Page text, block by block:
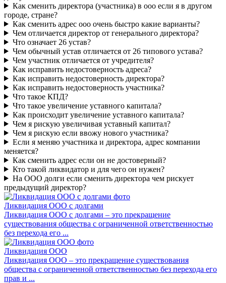
Как сменить директора (участника) в ооо если я в другом
городе, стране?
Как сменить адрес ооо очень быстро какие варианты?
Чем отличается директор от генерального директора?
Что означает 26 устав?
Чем обычный устав отличается от 26 типового устава?
Чем участник отличается от учредителя?
Как исправить недостоверность адреса?
Как исправить недостоверность директора?
Как исправить недостоверность участника?
Что такое КПД?
Что такое увеличение уставного капитала?
Как происходит увеличение уставного капитала?
Чем я рискую увеличивая уставный капитал?
Чем я рискую если ввожу нового участника?
Если я меняю участника и директора, адрес компании
меняется?
Как сменить адрес если он не достоверный?
Кто такой ликвидатор и для чего он нужен?
На ООО долги если сменить директора чем рискует
предыдущий директор?
Ликвидация ООО с долгами
Ликвидация ООО с долгами – это прекращение
существования общества с ограниченной ответственностью
без перехода его ...
Ликвидация ООО
Ликвидация ООО – это прекращение существования
общества с ограниченной ответственностью без перехода его
прав и ...